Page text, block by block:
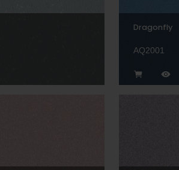
Dragonfly
AQ2001